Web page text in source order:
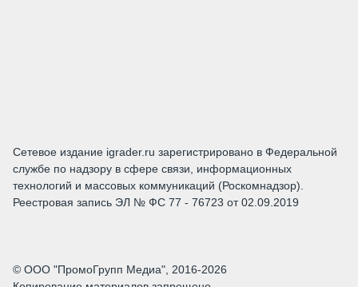
Сетевое издание igrader.ru зарегистрировано в Федеральной
службе по надзору в сфере связи, информационных
технологий и массовых коммуникаций (Роскомнадзор).
Реестровая запись ЭЛ № ФС 77 - 76723 от 02.09.2019
© ООО "ПромоГрупп Медиа", 2016-2026